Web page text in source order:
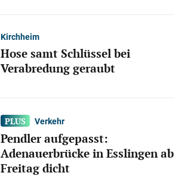
Kirchheim
Hose samt Schlüssel bei
Verabredung geraubt
Verkehr
Pendler aufgepasst:
Adenauerbrücke in Esslingen ab
Freitag dicht